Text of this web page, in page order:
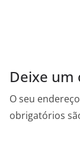
o
o
k
Deixe
O seu
obrigatórios